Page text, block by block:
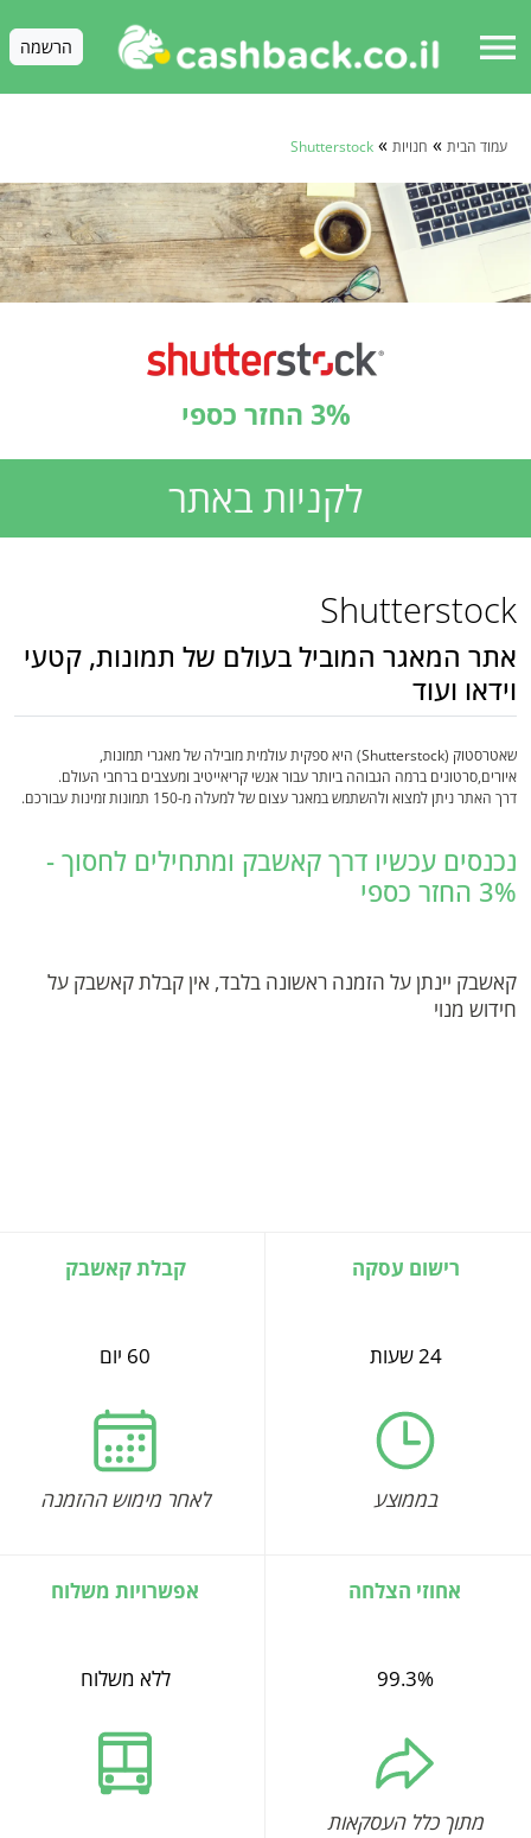
menu הרשמה
עמוד הבית » חנויות »
Shutterstock
3% החזר כספי
לקניות באתר
Shutterstock
אתר המאגר המוביל בעולם של תמונות, קטעי
וידאו ועוד
שאטרסטוק (Shutterstock) היא ספקית עולמית מובילה של מאגרי תמונות,
איורים,סרטונים ברמה הגבוהה ביותר עבור אנשי קריאייטיב ומעצבים ברחבי העולם.
דרך האתר ניתן למצוא ולהשתמש במאגר עצום של למעלה מ-150 תמונות זמינות עבורכם.
נכנסים עכשיו דרך קאשבק ומתחילים לחסוך -
3% החזר כספי
קאשבק יינתן על הזמנה ראשונה בלבד, אין קבלת קאשבק על
חידוש מנוי
רישום עסקה
24 שעות
בממוצע
קבלת קאשבק
60 יום
לאחר מימוש ההזמנה
אחוזי הצלחה
99.3%
מתוך כלל העסקאות
אפשרויות משלוח
ללא משלוח